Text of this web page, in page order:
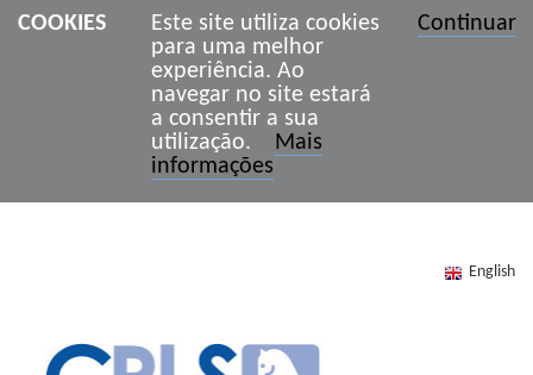
COOKIES
Este site utiliza cookies
para uma melhor
experiência. Ao
navegar no site estará
a consentir a sua
utilização. Mais
informações
Continuar
English